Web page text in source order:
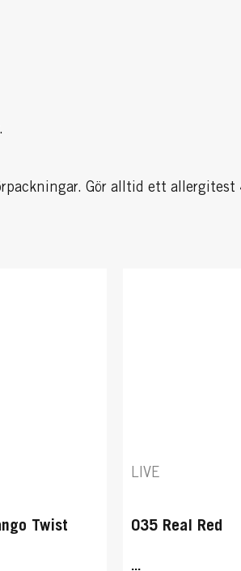
Gör alltid ett
Twist
LIVE
035 Real Red
...